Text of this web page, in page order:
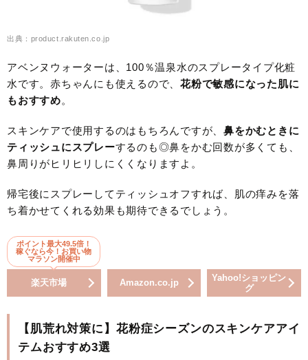
出典：product.rakuten.co.jp
アベンヌウォーターは、100％温泉水のスプレータイプ化粧
水です。赤ちゃんにも使えるので、 花粉で敏感になった肌に
もおすすめ。
スキンケアで使用するのはもちろんですが、 鼻をかむときに
ティッシュにスプレーするのも◎鼻をかむ回数が多くても、
鼻周りがヒリヒリしにくくなりますよ。
帰宅後にスプレーしてティッシュオフすれば、肌の痒みを落
ち着かせてくれる効果も期待できるでしょう。
ポイント最大49.5倍！
稼ぐなら今！お買い物
マラソン開催中
楽天市場 Amazon.co.jp
Yahoo!ショッピン
グ
【肌荒れ対策に】花粉症シーズンのスキンケアアイ
テムおすすめ3選